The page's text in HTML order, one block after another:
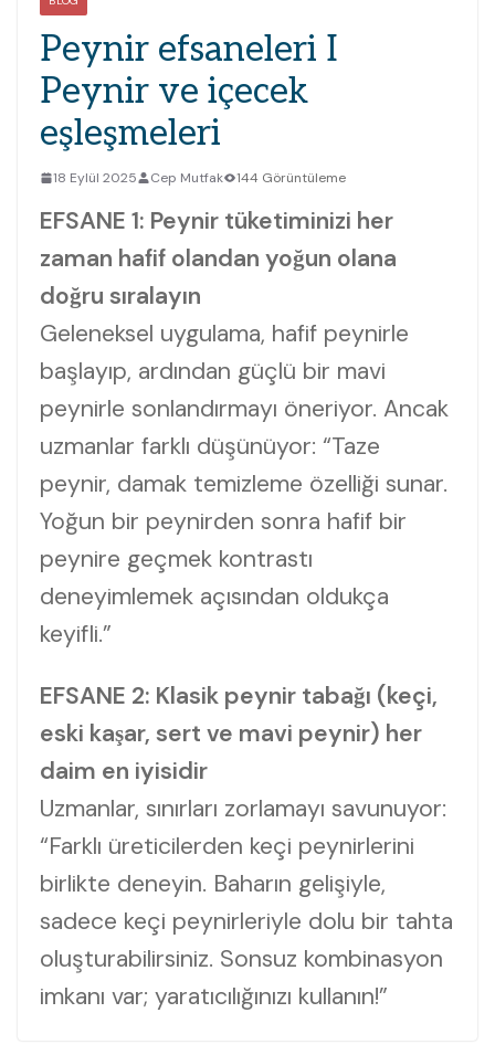
Peynir efsaneleri I
Peynir ve içecek
eşleşmeleri
18 Eylül 2025 Cep Mutfak 144 Görüntüleme
EFSANE 1: Peynir tüketiminizi her
zaman hafif olandan yoğun olana
doğru sıralayın
Geleneksel uygulama, hafif peynirle
başlayıp, ardından güçlü bir mavi
peynirle sonlandırmayı öneriyor. Ancak
uzmanlar farklı düşünüyor: “Taze
peynir, damak temizleme özelliği sunar.
Yoğun bir peynirden sonra hafif bir
peynire geçmek kontrastı
deneyimlemek açısından oldukça
keyifli.”
EFSANE 2: Klasik peynir tabağı (keçi,
eski kaşar, sert ve mavi peynir) her
daim en iyisidir
Uzmanlar, sınırları zorlamayı savunuyor:
“Farklı üreticilerden keçi peynirlerini
birlikte deneyin. Baharın gelişiyle,
sadece keçi peynirleriyle dolu bir tahta
oluşturabilirsiniz. Sonsuz kombinasyon
imkanı var; yaratıcılığınızı kullanın!”